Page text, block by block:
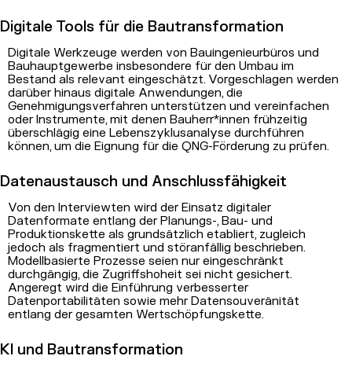
Digitale Tools für die Bautransformation
Digitale Werkzeuge werden von Bauingenieurbüros und
Bauhauptgewerbe insbesondere für den Umbau im
Bestand als relevant eingeschätzt. Vorgeschlagen werden
darüber hinaus digitale Anwendungen, die
Genehmigungsverfahren unterstützen und vereinfachen
oder Instrumente, mit denen Bauherr*innen frühzeitig
überschlägig eine Lebenszyklusanalyse durchführen
können, um die Eignung für die QNG-Förderung zu prüfen.
Datenaustausch und Anschlussfähigkeit
Von den Interviewten wird der Einsatz digitaler
Datenformate entlang der Planungs-, Bau- und
Produktionskette als grundsätzlich etabliert, zugleich
jedoch als fragmentiert und störanfällig beschrieben.
Modellbasierte Prozesse seien nur eingeschränkt
durchgängig, die Zugriffshoheit sei nicht gesichert.
Angeregt wird die Einführung verbesserter
Datenportabilitäten sowie mehr Datensouveränität
entlang der gesamten Wertschöpfungskette.
KI und Bautransformation